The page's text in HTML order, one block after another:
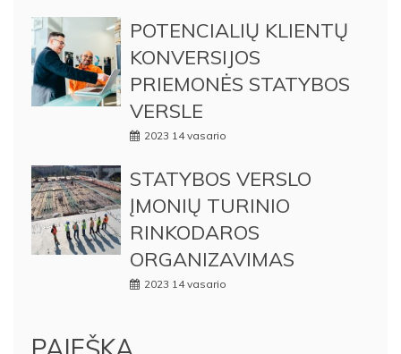
POTENCIALIŲ KLIENTŲ
KONVERSIJOS
PRIEMONĖS STATYBOS
VERSLE
2023 14 vasario
STATYBOS VERSLO
ĮMONIŲ TURINIO
RINKODAROS
ORGANIZAVIMAS
2023 14 vasario